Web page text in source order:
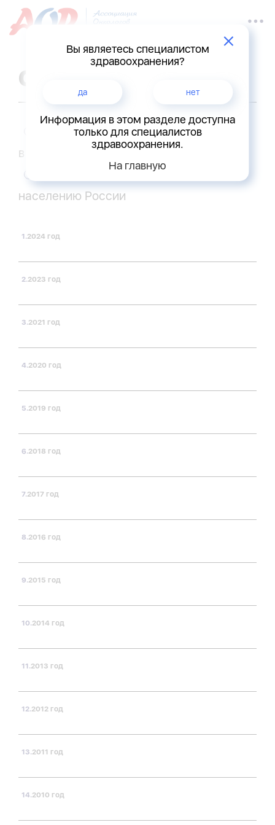
Статистика
Злокачественные новообразования
в России
Состояние онкологической помощи
населению России
2024 год
2023 год
2021 год
2020 год
2019 год
2018 год
2017 год
2016 год
2015 год
2014 год
2013 год
2012 год
2011 год
2010 год
Вы являетесь специалистом
здравоохранения?
да нет
Информация в этом разделе доступна
только для специалистов
здравоохранения.
На главную